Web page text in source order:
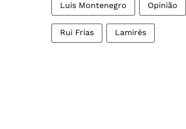
Luís Montenegro Opinião
Rui Frias Lamirés